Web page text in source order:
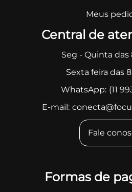
Meus
Central de
Seg - Quinta das
Sexta feira das
WhatsApp: (11
E-mail:
Fale
Formas de